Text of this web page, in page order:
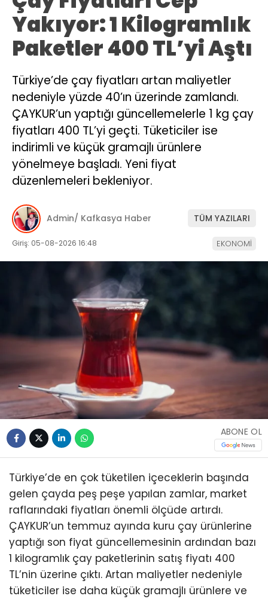
Yakıyor: 1 Kilogramlık
Paketler 400 TL’yi Aştı
Türkiye’de çay fiyatları artan maliyetler
nedeniyle yüzde 40’ın üzerinde zamlandı.
ÇAYKUR’un yaptığı güncellemelerle 1 kg çay
fiyatları 400 TL’yi geçti. Tüketiciler ise
indirimli ve küçük gramajlı ürünlere
yönelmeye başladı. Yeni fiyat
düzenlemeleri bekleniyor.
Admin/ Kafkasya Haber TÜM YAZILARI
Giriş: 05-08-2026 16:48 EKONOMİ
ABONE OL
Türkiye’de en çok tüketilen içeceklerin başında
gelen çayda peş peşe yapılan zamlar, market
raflarındaki fiyatları önemli ölçüde artırdı.
ÇAYKUR’un temmuz ayında kuru çay ürünlerine
yaptığı son fiyat güncellemesinin ardından bazı
1 kilogramlık çay paketlerinin satış fiyatı 400
TL’nin üzerine çıktı. Artan maliyetler nedeniyle
tüketiciler ise daha küçük gramajlı ürünlere ve